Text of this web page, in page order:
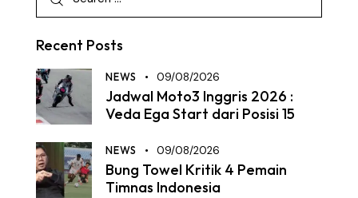
Recent Posts
NEWS 09/08/2026
Jadwal Moto3 Inggris 2026 :
Veda Ega Start dari Posisi 15
NEWS 09/08/2026
Bung Towel Kritik 4 Pemain
Timnas Indonesia